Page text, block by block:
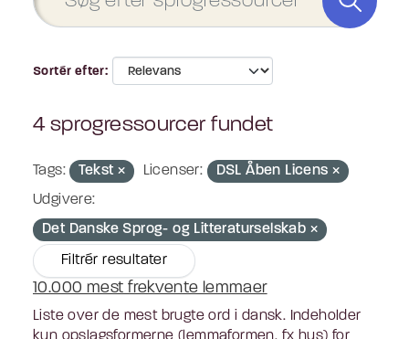
Sortér efter
4 sprogressourcer fundet
Tags: Tekst Licenser:
DSL Åben Licens
Udgivere:
Det Danske Sprog- og Litteraturselskab
Filtrér resultater
10.000 mest frekvente lemmaer
Liste over de mest brugte ord i dansk. Indeholder
kun opslagsformerne (lemmaformen, fx hus) for